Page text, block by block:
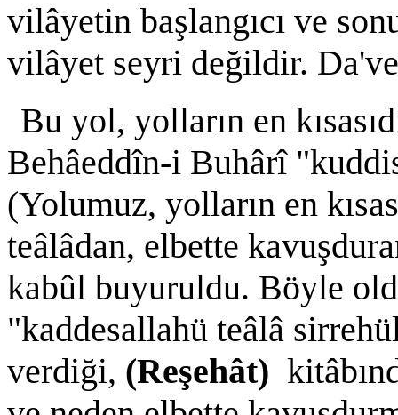
vilâyetin başlangıcı ve
vilâyet seyri değildir.
Bu yol, yolların en
Behâeddîn-i Buhârî
(Yolumuz, yolların en
teâlâdan, elbette
kabûl buyuruldu. Böyle
"kaddesallahü teâlâ
verdiği, (Reşehât)